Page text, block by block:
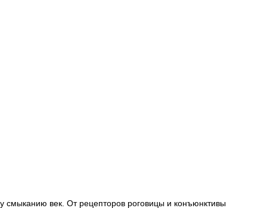
век. От рецепторов роговицы и конъюнктивы